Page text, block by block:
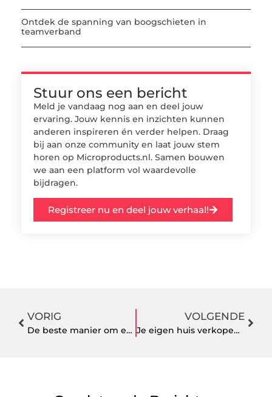
Ontdek de spanning van boogschieten in
teamverband
Stuur ons een bericht
Meld je vandaag nog aan en deel jouw
ervaring. Jouw kennis en inzichten kunnen
anderen inspireren én verder helpen. Draag
bij aan onze community en laat jouw stem
horen op Microproducts.nl. Samen bouwen
we aan een platform vol waardevolle
bijdragen.
Registreer nu en deel jouw verhaal!
VORIG
De beste manier om een goede elektricien in Amsterdam te vinden
VOLGENDE
Je eigen huis verkopen om op deze manier geld te besparen